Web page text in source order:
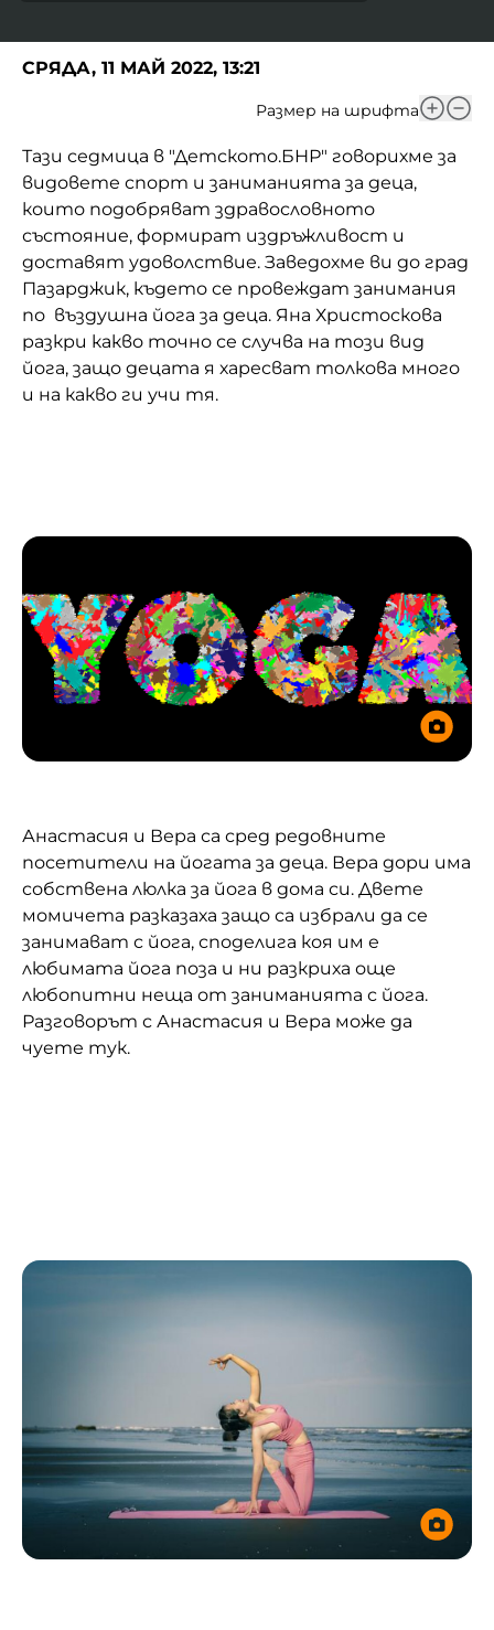
Домашен любимец
Питаме Ви
СРЯДА, 11 МАЙ 2022, 13:21
Размер на шрифта
Тази седмица в "Детското.БНР" говорихме за
видовете спорт и заниманията за деца,
които подобряват здравословното
състояние, формират издръжливост и
доставят удоволствие. Заведохме ви до град
Пазарджик, където се провеждат занимания
по въздушна йога за деца. Яна Христоскова
разкри какво точно се случва на този вид
йога, защо децата я харесват толкова много
и на какво ги учи тя.
Анастасия и Вера са сред редовните
посетители на йогата за деца. Вера дори има
собствена люлка за йога в дома си. Двете
момичета разказаха защо са избрали да се
занимават с йога, споделига коя им е
любимата йога поза и ни разкриха още
любопитни неща от заниманията с йога.
Разговорът с Анастасия и Вера може да
чуете тук.